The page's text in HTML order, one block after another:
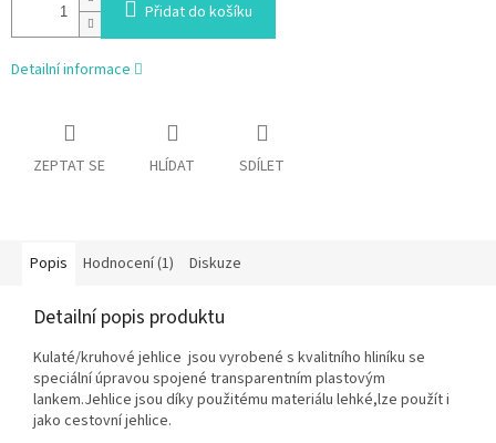
Přidat do košíku
Detailní informace
ZEPTAT SE HLÍDAT SDÍLET
Popis Hodnocení (1) Diskuze
Detailní popis produktu
Kulaté/kruhové jehlice jsou vyrobené s kvalitního hliníku se
speciální úpravou spojené transparentním plastovým
lankem.Jehlice jsou díky použitému materiálu lehké,lze použít i
jako cestovní jehlice.